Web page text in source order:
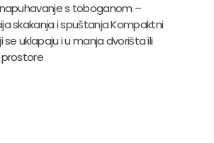
s toboganom –
skakanja i spuštanja Kompaktni
se uklapaju i u manja dvorišta ili